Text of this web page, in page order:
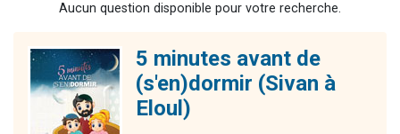
Odaya vient de donner son Maasser
Aucun question disponible pour votre recherche.
5 minutes avant de
(s'en)dormir (Sivan à
Eloul)